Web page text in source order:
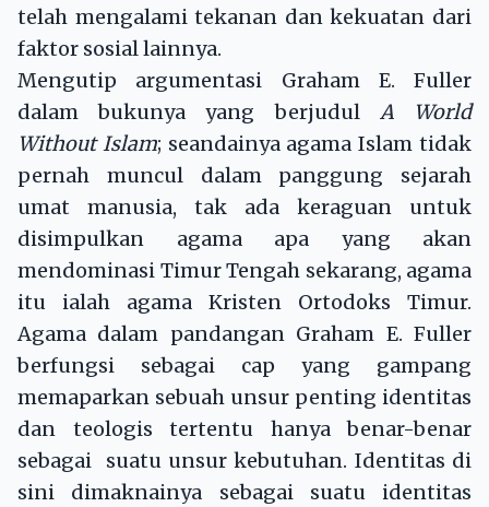
telah mengalami tekanan dan kekuatan dari
faktor sosial lainnya.
Mengutip argumentasi Graham E. Fuller
dalam bukunya yang berjudul A World
Without Islam; seandainya agama Islam tidak
pernah muncul dalam panggung sejarah
umat manusia, tak ada keraguan untuk
disimpulkan agama apa yang akan
mendominasi Timur Tengah sekarang, agama
itu ialah agama Kristen Ortodoks Timur.
Agama dalam pandangan Graham E. Fuller
berfungsi sebagai cap yang gampang
memaparkan sebuah unsur penting identitas
dan teologis tertentu hanya benar-benar
sebagai suatu unsur kebutuhan. Identitas di
sini dimaknainya sebagai suatu identitas